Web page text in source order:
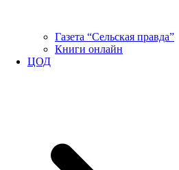
Газета “Сельская правда”
Книги онлайн
ЦОД